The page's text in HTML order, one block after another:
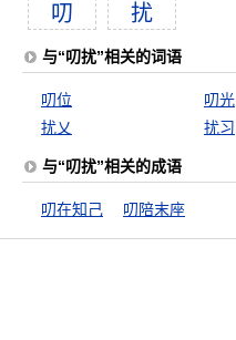
叨 扰
与“叨扰”相关的词语
叨位 叨光
扰乂
扰习
与“叨扰”相关的成语
叨在知己 叨陪末座